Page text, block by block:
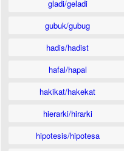
gladi/geladi
gubuk/gubug
hadis/hadist
hafal/hapal
hakikat/hakekat
hierarki/hirarki
hipotesis/hipotesa